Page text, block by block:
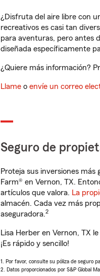
¿Disfruta del aire libre con
recreativos es casi tan
para aventuras, pero antes
diseñada específicamente
¿Quiere más información?
Llame o envíe un correo
Seguro de
Proteja sus inversiones más
Farm® en Vernon, TX.
artículos que valora. La
almacén. Cada vez más
aseguradora.2
Lisa Herber en Vernon, TX
¡Es rápido y sencillo!
1. Por favor, consulte su póliza de seguro
2. Datos proporcionados por S&P Global